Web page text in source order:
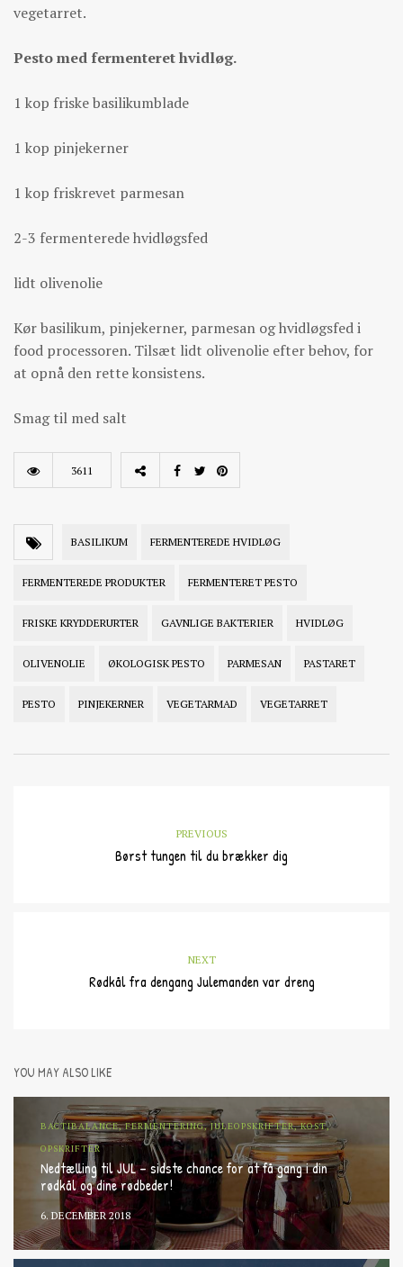
vegetarret.
Pesto med fermenteret hvidløg.
1 kop friske basilikumblade
1 kop pinjekerner
1 kop friskrevet parmesan
2-3 fermenterede hvidløgsfed
lidt olivenolie
Kør basilikum, pinjekerner, parmesan og hvidløgsfed i
food processoren. Tilsæt lidt olivenolie efter behov, for
at opnå den rette konsistens.
Smag til med salt
3611
BASILIKUM FERMENTEREDE HVIDLØG
FERMENTEREDE PRODUKTER FERMENTERET PESTO
FRISKE KRYDDERURTER GAVNLIGE BAKTERIER HVIDLØG
OLIVENOLIE ØKOLOGISK PESTO PARMESAN PASTARET
PESTO PINJEKERNER VEGETARMAD VEGETARRET
PREVIOUS
Børst tungen til du brækker dig
NEXT
Rødkål fra dengang Julemanden var dreng
YOU MAY ALSO LIKE
BACTIBALANCE, FERMENTERING, JULEOPSKRIFTER, KOST,
OPSKRIFTER
Nedtælling til JUL – sidste chance for at få gang i din
rødkål og dine rødbeder!
6. DECEMBER 2018